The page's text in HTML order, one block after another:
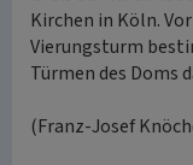
Kirchen in Köln.
Vierungsturm
Türmen des Doms
(Franz-Josef